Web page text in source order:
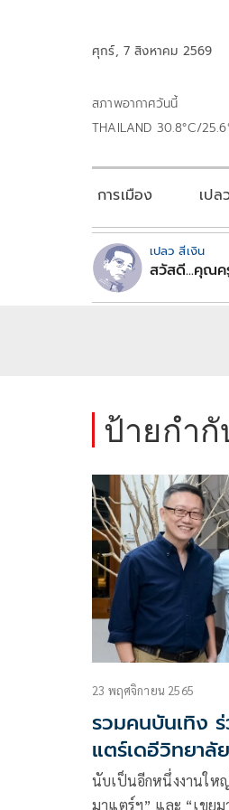
ศุกร์, 7 สิงหาคม 2569
สภาพอากาศวันนี้
THAILAND 30.8°C/
การเมือง เปล
เปลว สีเงิน
สวัสดี...คุณค
ป้ายกำกั
23 พฤศจิกายน 2565
รวมคนบันเทิง
แตร์เดอีวิทยาลั
นับเป็นอีกหนึ่งงานให
มาแตร์ฯ” และ “เขย